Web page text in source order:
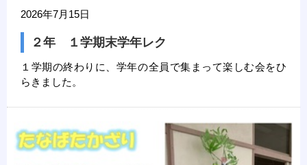
2026年7月15日
２年 １学期末学年レク
１学期の終わりに、学年の全員で集まって楽しむ会をひ
らきました。